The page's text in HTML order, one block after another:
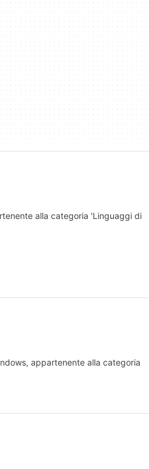
alla categoria 'Linguaggi di
appartenente alla categoria